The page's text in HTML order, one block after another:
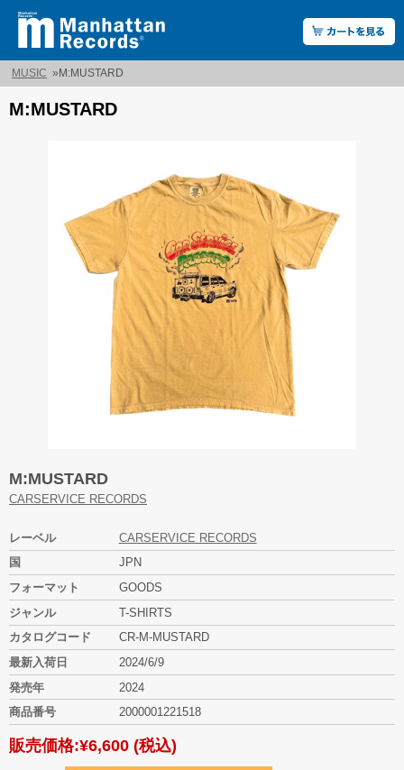
MUSIC » M:MUSTARD
M:MUSTARD
M:MUSTARD
CARSERVICE RECORDS
レーベル
CARSERVICE RECORDS
国
JPN
フォーマット
GOODS
ジャンル
T-SHIRTS
カタログコード
CR-M-MUSTARD
最新入荷日
2024/6/9
発売年
2024
商品番号
2000001221518
販売価格:¥6,600 (税込)